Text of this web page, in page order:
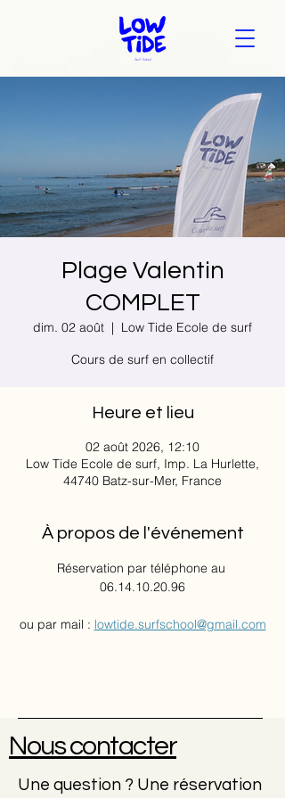
Plage Valentin
COMPLET
dim. 02 août
  |
Low Tide Ecole de surf
Cours de surf en collectif
Heure et lieu
02 août 2026, 12:10
Low Tide Ecole de surf, Imp. La Hurlette,
44740 Batz-sur-Mer, France
À propos de l'événement
Réservation par téléphone au
06.14.10.20.96
ou par mail : lowtide.surfschool@gmail.com
Nous contacter
Une question ? Une réservation